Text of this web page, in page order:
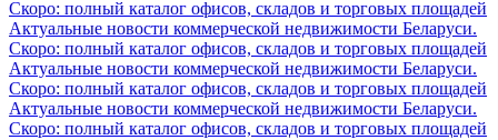
Скоро: полный каталог офисов, складов и торговых площадей
Актуальные новости коммерческой недвижимости Беларуси.
Скоро: полный каталог офисов, складов и торговых площадей
Актуальные новости коммерческой недвижимости Беларуси.
Скоро: полный каталог офисов, складов и торговых площадей
Актуальные новости коммерческой недвижимости Беларуси.
Скоро: полный каталог офисов, складов и торговых площадей